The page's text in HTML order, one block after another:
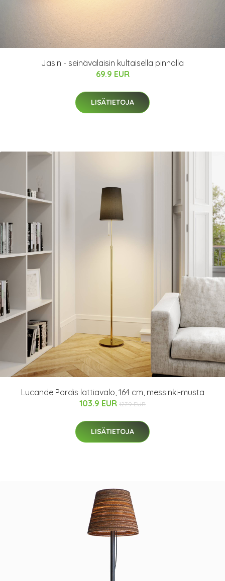
Jasin - seinävalaisin kultaisella pinnalla
69.9 EUR
LISÄTIETOJA
Lucande Pordis lattiavalo, 164 cm, messinki-musta
103.9 EUR 127.9 EUR
LISÄTIETOJA